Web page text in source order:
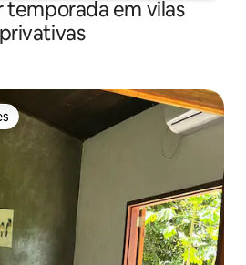
temporada em vilas
privativas